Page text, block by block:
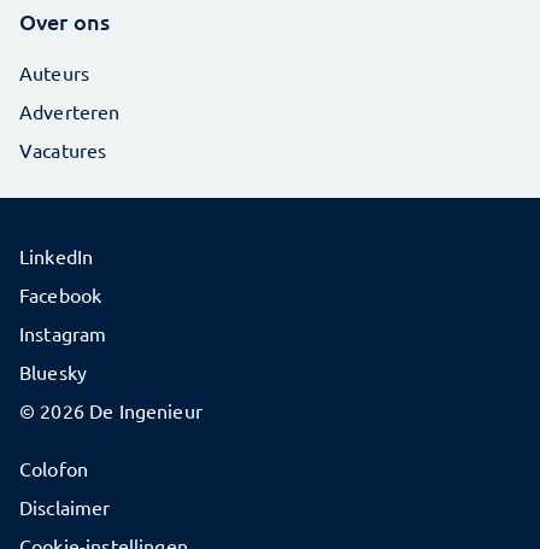
Over ons
Auteurs
Adverteren
Vacatures
© 2026 De Ingenieur
Colofon
Disclaimer
LinkedIn
Facebook
Instagram
Bluesky